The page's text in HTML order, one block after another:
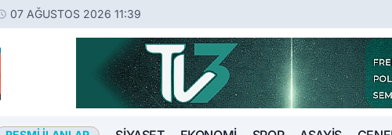
07 AĞUSTOS 2026 11:39